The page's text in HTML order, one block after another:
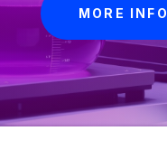
MORE INFO